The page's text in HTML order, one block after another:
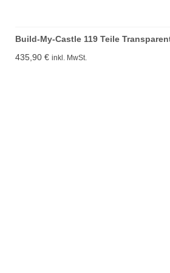
Build-My-Castle 119 Teile
435,90 € inkl. MwSt.